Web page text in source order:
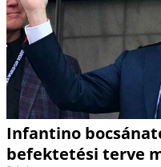
Infantino
befektetési terve